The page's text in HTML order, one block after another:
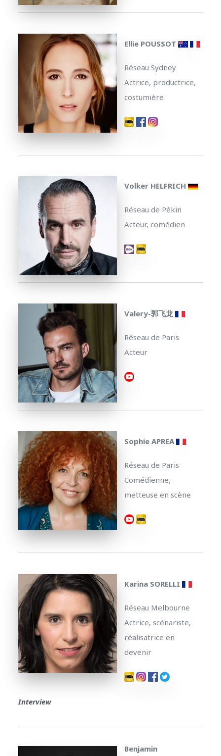
Ellie POUSSOT
Réseau Sydney
Actrice, productrice,
costumière
Volker HELFRICH
Réseau de Pékin
Acteur, comédien
Valery-郭飞龙
Réseau de Paris
Acteur
Sophie APREA
Réseau de Paris
Comédienne,
metteuse en scène
Karina SORELLI
Réseau Melbourne
Actrice, scénariste,
réalisatrice en
devenir
Interview
Benjamin